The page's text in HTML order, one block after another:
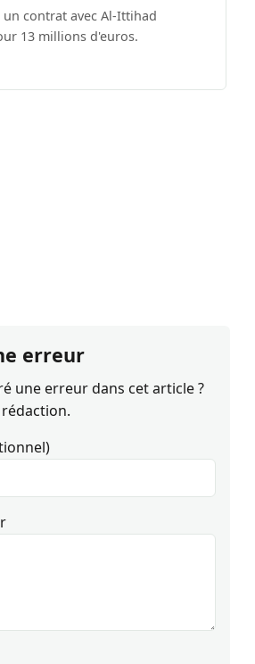
contrat avec Al-Ittihad
13 millions d'euros.
erreur
une erreur dans cet article ?